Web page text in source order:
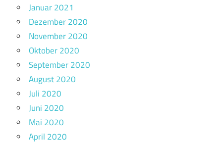
Januar 2021
Dezember 2020
November 2020
Oktober 2020
September 2020
August 2020
Juli 2020
Juni 2020
Mai 2020
April 2020